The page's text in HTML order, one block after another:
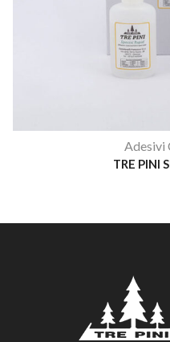
Adesivi
TRE PINI